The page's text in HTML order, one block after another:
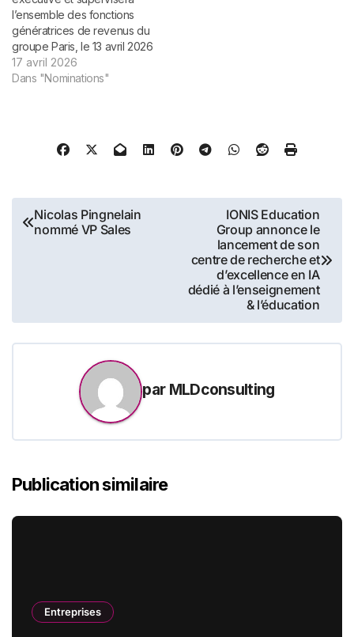
l’ensemble des fonctions
génératrices de revenus du
groupe Paris, le 13 avril 2026
– Namirial, l’un des
principaux fournisseurs
José Vallés au poste de
Chief Revenue Officer
17 avril 2026
Dans "Nominations"
Navigation
Nicolas Pingnelain
nommé VP Sales
IONIS Education
Group annonce le
lancement de son
centre de recherche et
d’excellence en IA
dédié à l’enseignement
& l’éducation
par MLDconsulting
Publication similaire
Entreprises